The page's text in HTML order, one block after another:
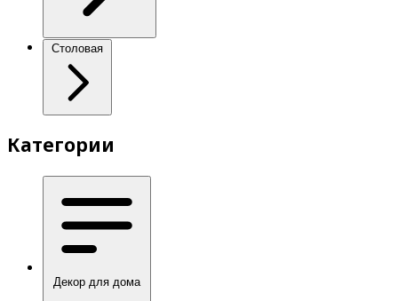
Столовая
Категории
Декор для дома